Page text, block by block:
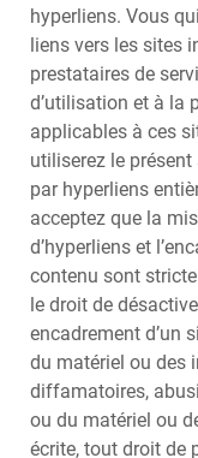
hyperliens. Vous
liens vers les sites
prestataires de
d’utilisation et à la
applicables à ces
utiliserez le
par hyperliens
acceptez que la
d’hyperliens et
contenu sont
le droit de
encadrement d’un
du matériel ou des
diffamatoires,
ou du matériel ou
écrite, tout droit de